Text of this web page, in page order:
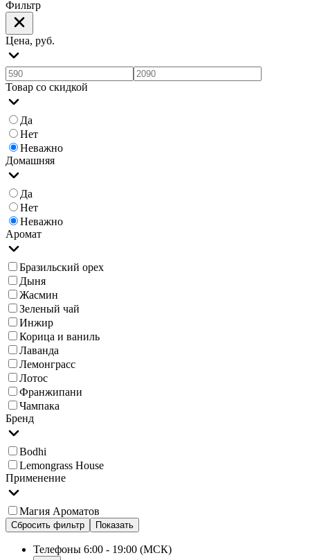
Фильтр
Цена, руб.
Товар со скидкой
Да
Нет
Неважно
Домашняя
Да
Нет
Неважно
Аромат
Бразильский орех
Дыня
Жасмин
Зеленый чай
Инжир
Корица и ваниль
Лаванда
Лемонграсс
Лотос
Франжипани
Чампака
Бренд
Bodhi
Lemongrass House
Применение
Магия Ароматов
Сбросить фильтр Показать
Телефоны 6:00 - 19:00 (МСК)